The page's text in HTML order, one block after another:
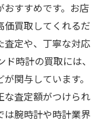
すすめです。お店
価買取してくれるだ
査定や、丁寧な対応
時計の買取には、
関与しています。
な査定額がつけられ
は腕時計や時計業界